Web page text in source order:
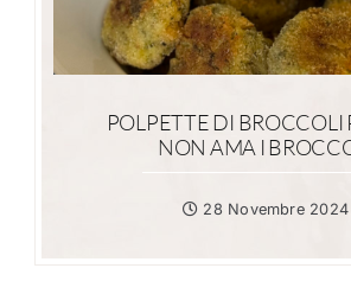
POLPETTE DI BROCCOLI
NON AMA I
28 Novembre 2024